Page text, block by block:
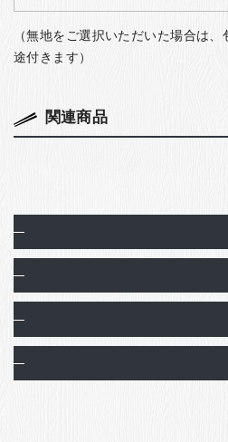
（無地をご選択いただいた場合は
途付きます）
関連商品